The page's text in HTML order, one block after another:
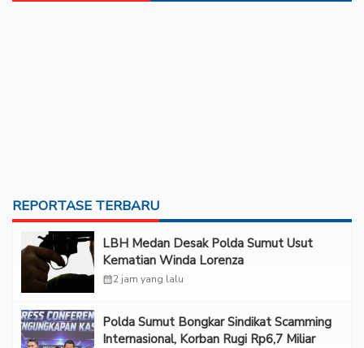
REPORTASE TERBARU
LBH Medan Desak Polda Sumut Usut
Kematian Winda Lorenza
calendar_month2 jam yang lalu
Polda Sumut Bongkar Sindikat Scamming
Internasional, Korban Rugi Rp6,7 Miliar